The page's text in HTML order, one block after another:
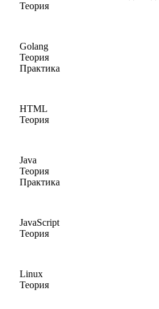
Теория
Golang
Теория
Практика
HTML
Теория
Java
Теория
Практика
JavaScript
Теория
Linux
Теория